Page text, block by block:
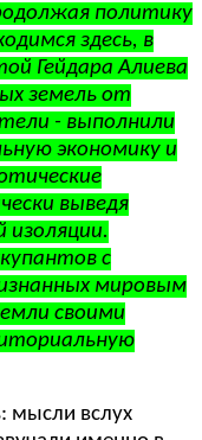
политику
здесь, в
Гейдара Алиева
земель от
- выполнили
экономику и
выведя
изоляции.
с
мировым
своими
мысли вслух